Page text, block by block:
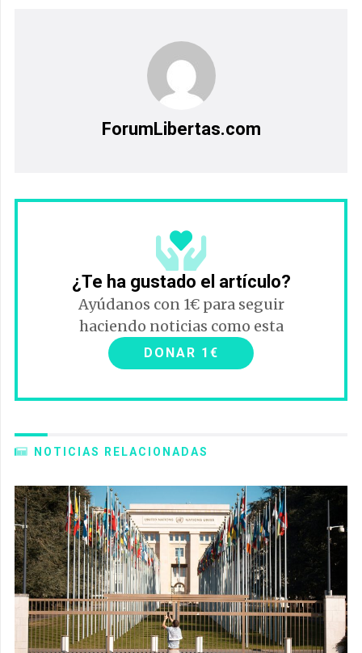
ForumLibertas.com
¿Te ha gustado el artículo?
Ayúdanos con 1€ para seguir
haciendo noticias como esta
DONAR 1€
NOTICIAS RELACIONADAS